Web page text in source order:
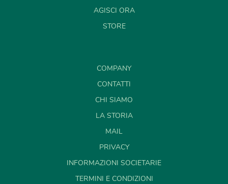
AGISCI ORA
STORE
COMPANY
CONTATTI
CHI SIAMO
LA STORIA
MAIL
PRIVACY
INFORMAZIONI SOCIETARIE
TERMINI E CONDIZIONI